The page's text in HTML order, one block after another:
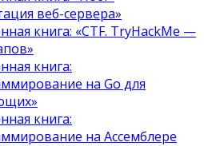
веб-сервера»
книга: «CTF. TryHackMe —
книга:
на Go для
книга:
на Ассемблере